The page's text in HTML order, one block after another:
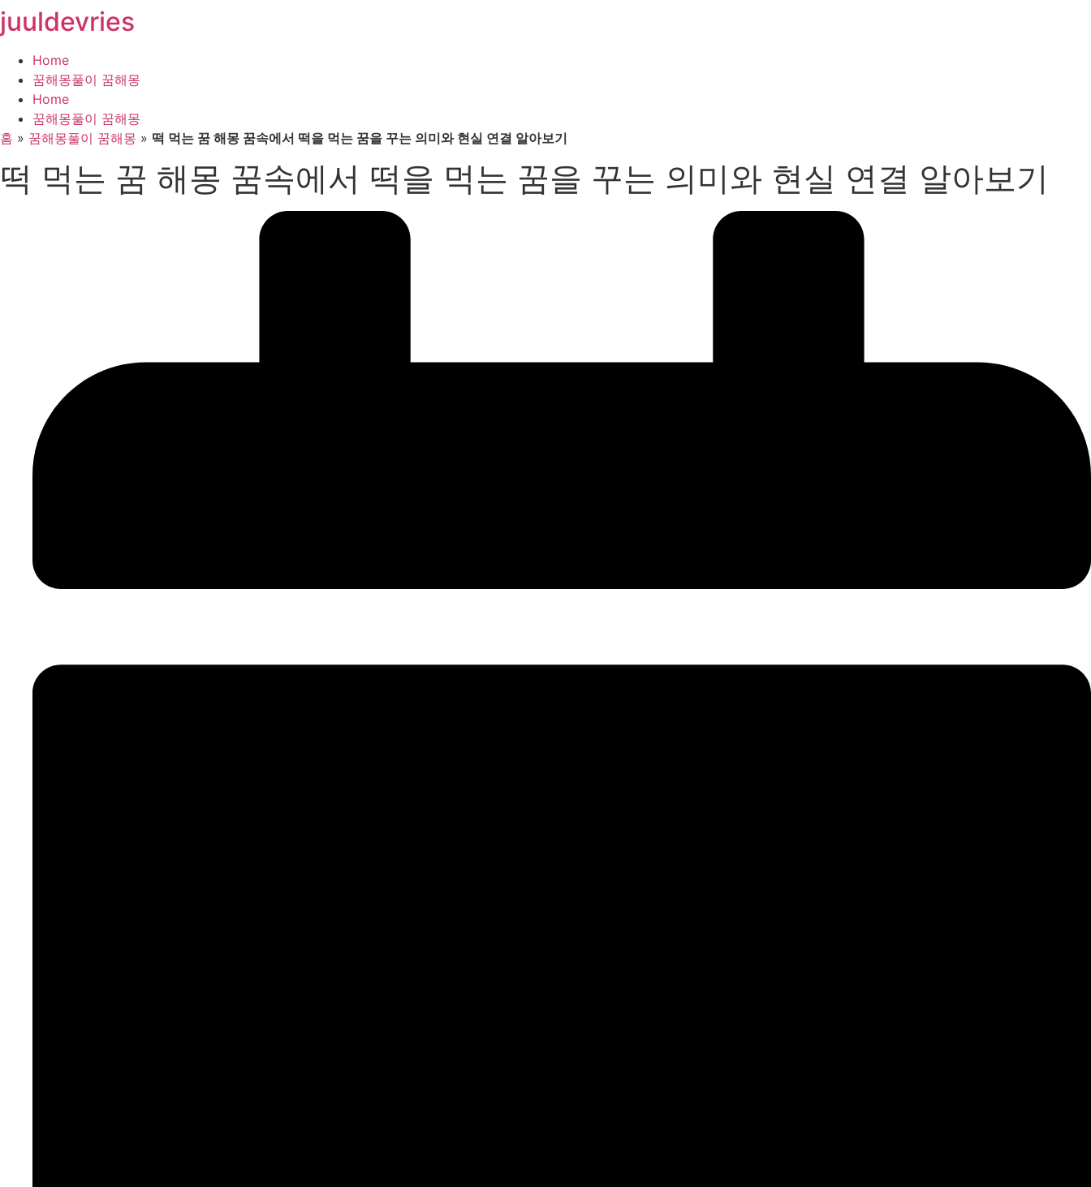
콘
텐
뛰
juuldevries
Home
꿈해몽풀이 꿈해몽
Home
꿈해몽풀이 꿈해몽
홈 » 꿈해몽풀이 꿈해몽 » 떡 먹는 꿈 해몽 꿈속에서 떡을 먹는 꿈을 꾸는 의미와 현실 연결 알아보기
떡 먹는 꿈 해몽 꿈속에서 떡을 먹는 꿈을 꾸는 의미와 현실 연결 알아보기